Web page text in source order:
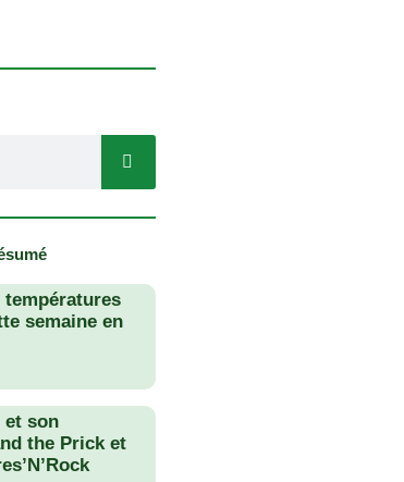
températures
semaine en
et son
the Prick et